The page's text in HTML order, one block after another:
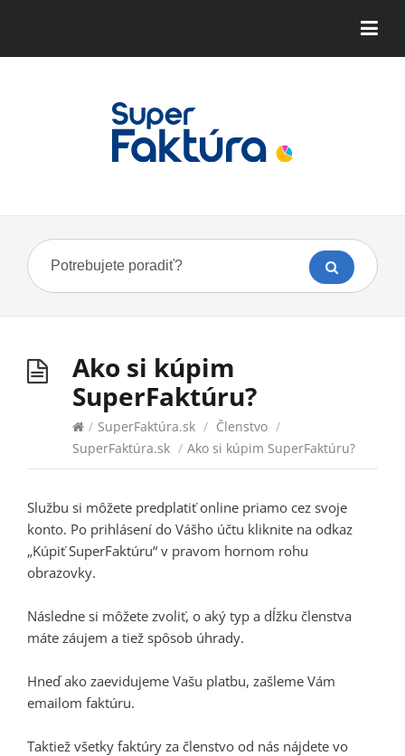
Ako si kúpim
SuperFaktúru?
/ SuperFaktúra.sk / Členstvo /
SuperFaktúra.sk / Ako si kúpim SuperFaktúru?
Službu si môžete predplatiť online priamo cez svoje
konto. Po prihlásení do Vášho účtu kliknite na odkaz
„Kúpiť SuperFaktúru“ v pravom hornom rohu
obrazovky.
Následne si môžete zvoliť, o aký typ a dĺžku členstva
máte záujem a tiež spôsob úhrady.
Hneď ako zaevidujeme Vašu platbu, zašleme Vám
emailom faktúru.
Taktiež všetky faktúry za členstvo od nás nájdete vo